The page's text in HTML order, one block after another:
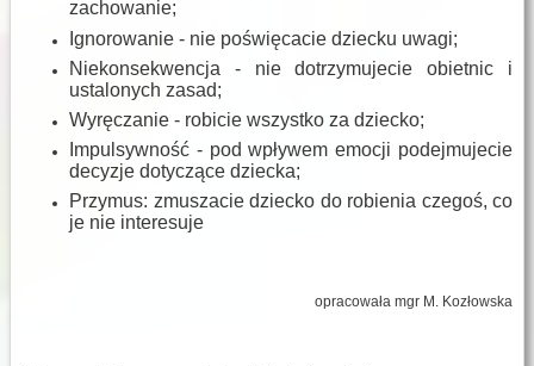
zachowanie;
Ignorowanie - nie poświęcacie dziecku uwagi;
Niekonsekwencja - nie dotrzymujecie obietnic i
ustalonych zasad;
Wyręczanie - robicie wszystko za dziecko;
Impulsywność - pod wpływem emocji podejmujecie
decyzje dotyczące dziecka;
Przymus: zmuszacie dziecko do robienia czegoś, co
je nie interesuje
opracowała mgr M. Kozłowska